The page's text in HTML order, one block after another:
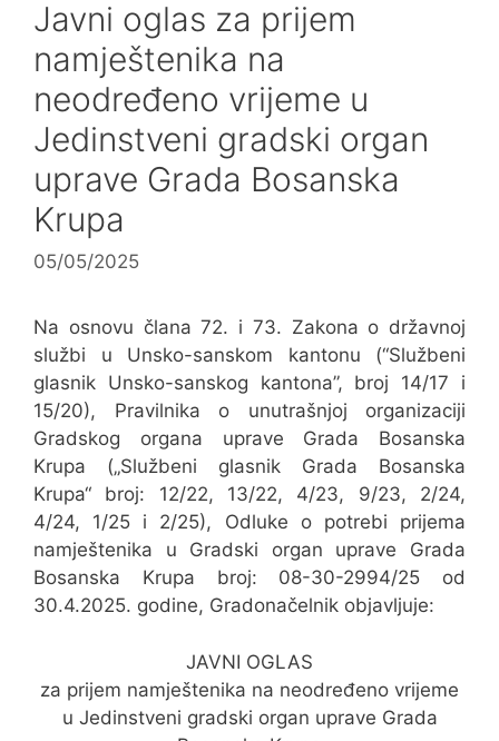
Javni oglas za prijem
namještenika na
neodređeno vrijeme u
Jedinstveni gradski organ
uprave Grada Bosanska
Krupa
05/05/2025
Na osnovu člana 72. i 73. Zakona o državnoj
službi u Unsko-sanskom kantonu (“Službeni
glasnik Unsko-sanskog kantona”, broj 14/17 i
15/20), Pravilnika o unutrašnjoj organizaciji
Gradskog organa uprave Grada Bosanska
Krupa („Službeni glasnik Grada Bosanska
Krupa“ broj: 12/22, 13/22, 4/23, 9/23, 2/24,
4/24, 1/25 i 2/25), Odluke o potrebi prijema
namještenika u Gradski organ uprave Grada
Bosanska Krupa broj: 08-30-2994/25 od
30.4.2025. godine, Gradonačelnik objavljuje:
JAVNI OGLAS
za prijem namještenika na neodređeno vrijeme
u Jedinstveni gradski organ uprave Grada